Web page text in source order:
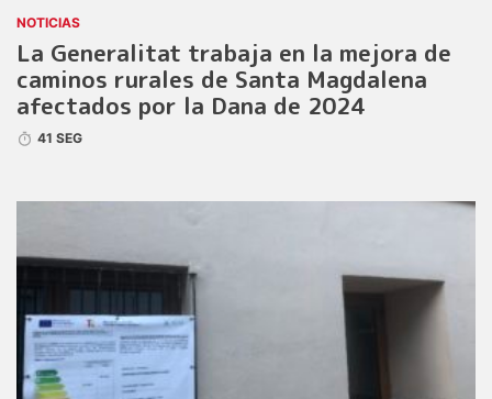
NOTICIAS
La Generalitat trabaja en la mejora de
caminos rurales de Santa Magdalena
afectados por la Dana de 2024
41 SEG